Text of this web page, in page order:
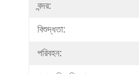
বন্দর:
বিশুদ্ধতা:
পরিবহন: